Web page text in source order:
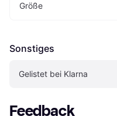
Größe
Sonstiges
Gelistet bei Klarna
Feedback